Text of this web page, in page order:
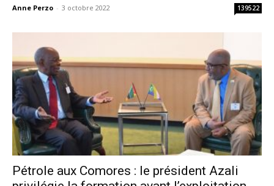
Anne Perzo - 3 octobre 2022 139522
Pétrole aux Comores : le président Azali